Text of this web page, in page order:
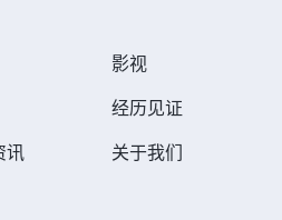
看问题也越来越吃力，连原
，就像主
耶稣
）
想到神希望成年人有担
，可我心里只有肉体享受，
重要，变得越来越颓废堕
影视
经历见证
讯
关于我们